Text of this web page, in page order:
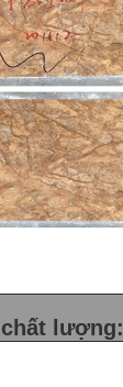
lượng: